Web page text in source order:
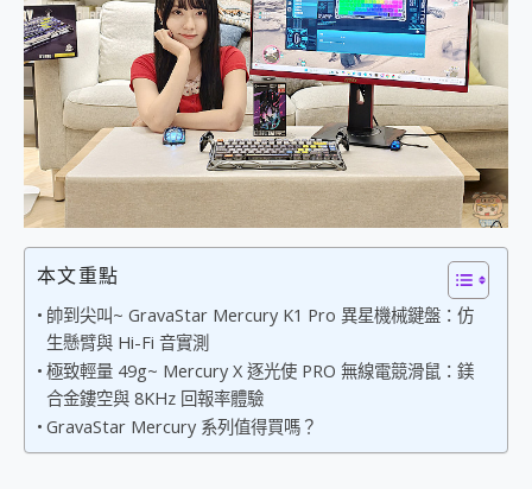
開箱~變身「蜘蛛人」椅子軍師！MSI MPG 491CQP QD-OLED 超寬曲面電競螢幕，多工辦公、爽度滿滿的終極桌面體驗
iPhone 17 系列 有認證的防護來囉！ imos 首家導入 UL MCV 行銷宣告驗證的手機配件品牌
DJI Osmo Pocket 3 爽爽帶回家 歡慶 EaseUS 21 週年到來，「Slogan 海報徵稿活動」好康大放送
小巧好吸不擋鏡頭 有Qi2認證的 ONPRO MagReact MXs2 5000mAh薄型磁吸無線急速行動電源 開箱 評測
會走動的冷暖氣 SONY REON POCKET PRO 穿戴式智慧冷暖調溫裝置 開箱 評測
寶可夢飛人外掛iToolab AnyGo全新升級，GO Fest 五折優惠嗨翻天！支援 iOS/Android！
百倍變焦實測~ vivo X200 Pro 與 S25 Ultra 誰能滿足全場景拍攝需求？
超好用的 PLAUD NotePin AI 智慧錄音膠囊~ 您的AI 秘書已上線 每月免費送你 300分鐘轉寫
COMPUTEX 2025 來囉！AGI亞奇雷 AI・Gaming・創作儲存方案登場，趕快來AGI亞奇雷挑戰任務抽 PS5！
自帶線的 有線無線都能充 ONPRO MagReact M5 10000mAh 5合1 磁吸無線急速行動電源 開箱 評測
您的專屬AI 助手 Yoga Slim 7 Aura Edition 觸控AI筆電 開箱 評測
iPhone、Apple Watch、AirPods耳機 三個設備充電一起搞定 ONPRO MagReact™ M3 3 in 1可攜摺疊無線充電器 開箱 評測
好玩好拍 vivo V50 ~ 口袋裡的 Zeiss 潮流攝影棚!
25種洗烘模式一機搞定! Roborock 衣莉莎白 H1 Neo分子篩洗脫烘 AI 滾筒洗衣機
本文重點
帥到尖叫~ GravaStar Mercury K1 Pro 異星機械鍵盤：仿
生懸臂與 Hi-Fi 音實測
極致輕量 49g~ Mercury X 逐光使 PRO 無線電競滑鼠：鎂
合金鏤空與 8KHz 回報率體驗
GravaStar Mercury 系列值得買嗎？